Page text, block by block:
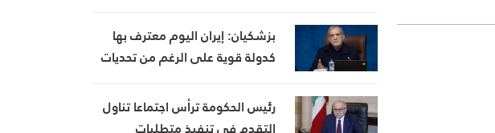
ويتلف 16 خيمة مزروعة بالماريجوانا
بزشكيان: إيران اليوم معترف بها
كدولة قوية على الرغم من تحديات
رئيس الحكومة ترأس اجتماعا تناول